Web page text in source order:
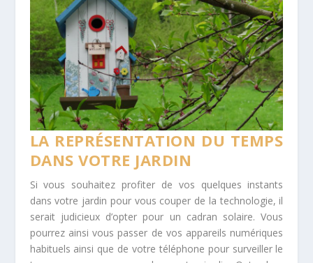
LA REPRÉSENTATION DU TEMPS
DANS VOTRE JARDIN
Si vous souhaitez profiter de vos quelques instants
dans votre jardin pour vous couper de la technologie, il
serait judicieux d’opter pour un cadran solaire. Vous
pourrez ainsi vous passer de vos appareils numériques
habituels ainsi que de votre téléphone pour surveiller le